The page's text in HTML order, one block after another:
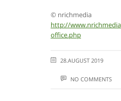
© nrichmedia
http://
office.php
28.AUGUST 2019
NO COMMENTS